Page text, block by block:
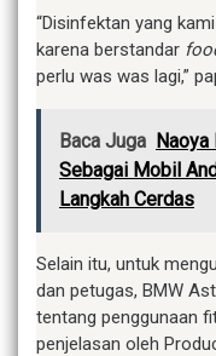
“Disinfektan yang
karena berstandar
perlu was was lagi,”
Baca Juga Naoya
Sebagai Mobil
Langkah Cerdas
Selain itu, untuk
dan petugas, BMW
tentang penggunaan
penjelasan oleh